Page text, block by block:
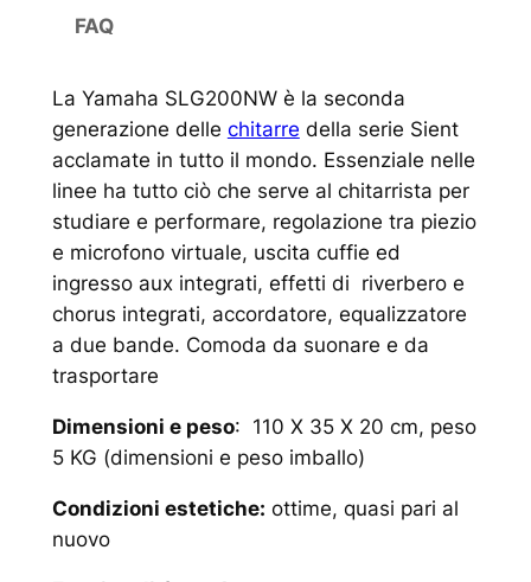
FAQ
La Yamaha SLG200NW è la seconda
generazione delle chitarre della serie Sient
acclamate in tutto il mondo. Essenziale nelle
linee ha tutto ciò che serve al chitarrista per
studiare e performare, regolazione tra piezio
e microfono virtuale, uscita cuffie ed
ingresso aux integrati, effetti di riverbero e
chorus integrati, accordatore, equalizzatore
a due bande. Comoda da suonare e da
trasportare
Dimensioni e peso: 110 X 35 X 20 cm, peso
5 KG (dimensioni e peso imballo)
Condizioni estetiche: ottime, quasi pari al
nuovo